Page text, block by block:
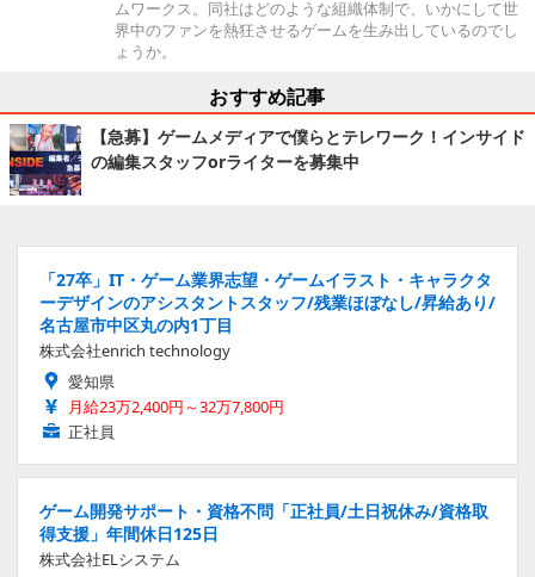
ムワークス。同社はどのような組織体制で、いかにして世
界中のファンを熱狂させるゲームを生み出しているのでし
ょうか。
おすすめ記事
【急募】ゲームメディアで僕らとテレワーク！インサイド
の編集スタッフorライターを募集中
「27卒」IT・ゲーム業界志望・ゲームイラスト・キャラクタ
ーデザインのアシスタントスタッフ/残業ほぼなし/昇給あり/
名古屋市中区丸の内1丁目
株式会社enrich technology
愛知県
月給23万2,400円～32万7,800円
正社員
ゲーム開発サポート・資格不問「正社員/土日祝休み/資格取
得支援」年間休日125日
株式会社ELシステム